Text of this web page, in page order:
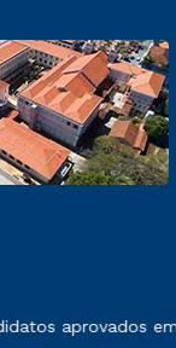
de
aprovados